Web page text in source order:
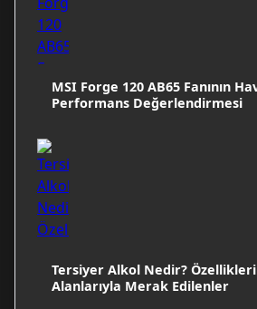
MSI Forge 120 AB65 Fanının
Performans Değerlendirmesi
Tersiyer Alkol Nedir? Özellikleri
Alanlarıyla Merak Edilenler